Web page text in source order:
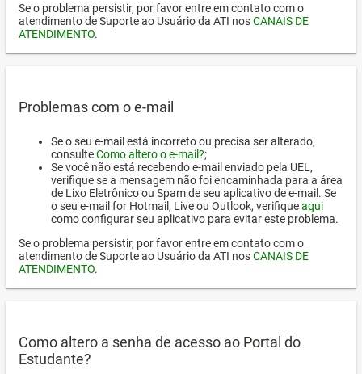
Se o problema persistir, por favor entre em contato com o
atendimento de Suporte ao Usuário da ATI nosCANAIS DE
ATENDIMENTO.
Problemas com o e-mail
Se o seu e-mail está incorreto ou precisa ser alterado,
consulteComo altero o e-mail?;
Se você não está recebendo e-mail enviado pela UEL,
verifique se a mensagem não foi encaminhada para a área
de Lixo Eletrônico ou Spam de seu aplicativo de e-mail. Se
o seu e-mail for Hotmail, Live ou Outlook, verifiqueaqui
como configurar seu aplicativo para evitar este problema.
Se o problema persistir, por favor entre em contato com o
atendimento de Suporte ao Usuário da ATI nosCANAIS DE
ATENDIMENTO.
Como altero a senha de acesso ao Portal do
Estudante?